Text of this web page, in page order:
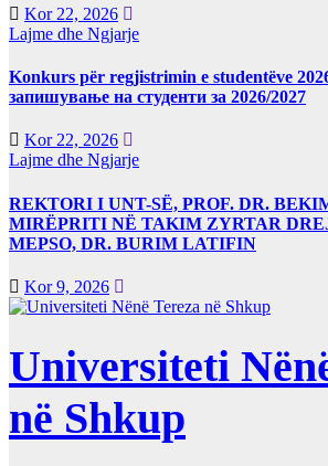
Kor 22, 2026
Lajme dhe Ngjarje
Konkurs për regjistrimin e studentëve
запишување на студенти за 2026/2027
Kor 22, 2026
Lajme dhe Ngjarje
REKTORI I UNT-SË, PROF. DR.
MIRËPRITI NË TAKIM ZYRTAR
MEPSO, DR. BURIM LATIFIN
Kor 9, 2026
Universiteti
në Shkup